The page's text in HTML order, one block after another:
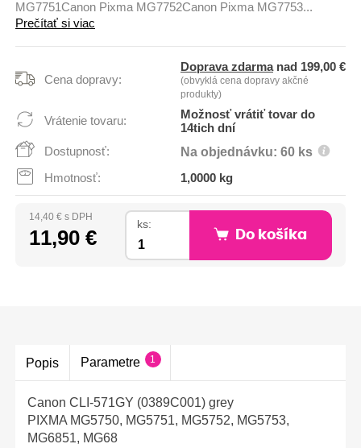
MG7751Canon Pixma MG7752Canon Pixma MG7753...
Prečítať si viac
Cena dopravy:
Doprava zdarmanad 199,00 €
(obvyklá cena dopravy akčné
produkty)
Vrátenie tovaru:
Možnosť vrátiť tovar do
14tich dní
Dostupnosť:
Na objednávku: 60 ks
Hmotnosť: 1,0000 kg
14,40 € s DPH
11,90 €
ks:
Do košíka
Popis Parametre 1
Canon CLI-571GY (0389C001) grey
PIXMA MG5750, MG5751, MG5752, MG5753,
MG6851, MG68